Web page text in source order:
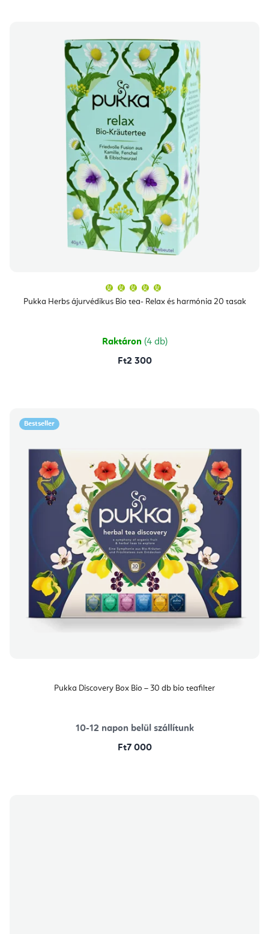
Pukka Herbs ájurvédikus Bio tea- Relax és harmónia 20 tasak
átlagos
értékelése
csillag.
Raktáron (4 db)
Ft2 300
Bestseller
Pukka Discovery Box Bio – 30 db bio teafilter
10-12 napon belül szállítunk
Ft7 000